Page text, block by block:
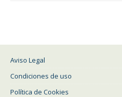
Aviso Legal
Condiciones de uso
Política de Cookies